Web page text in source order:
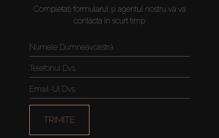
Vânzare
Agenți
About Us
Completați formularul și agentul nostru vă va
contacta în scurt timp
TRIMITE